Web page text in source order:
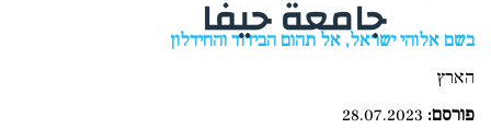
בשם אלוהי ישראל, אל תהום הבידוד והחידלון
הארץ
פורסם: